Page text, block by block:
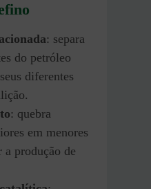
: separa
do petróleo
diferentes
: quebra
em menores
a produção de